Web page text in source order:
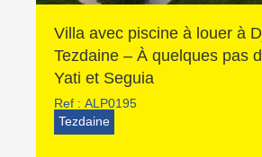
Villa avec piscine à louer à
Tezdaine – À quelques pas
Yati et Seguia
Ref : ALP0195
Tezdaine